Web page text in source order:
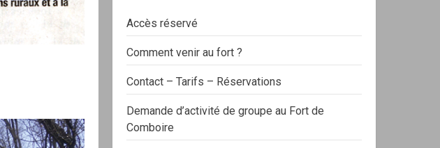
Accès réservé
Comment venir au fort ?
Contact – Tarifs – Réservations
Demande d’activité de groupe au Fort de
Comboire